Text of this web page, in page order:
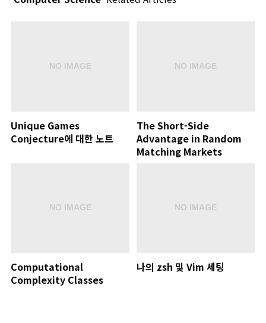
Unique Games
Conjecture에 대한 노트
The Short-Side
Advantage in Random
Matching Markets
Computational
Complexity Classes
나의 zsh 및 Vim 세팅